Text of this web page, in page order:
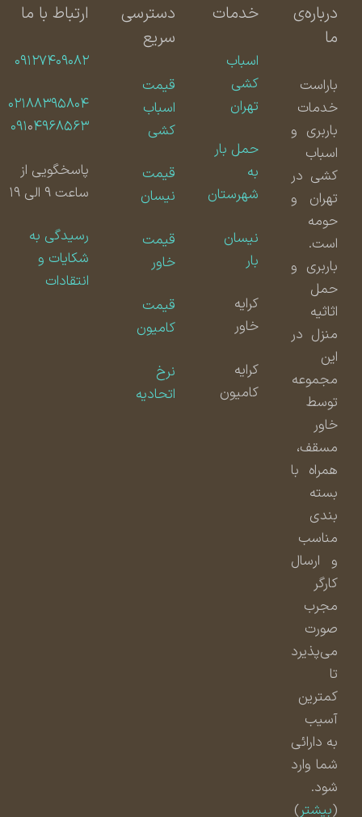
درباره‌ی
باراست
خدمات
باربری و
اسباب
کشی در
تهران و
حومه
است.
باربری و
حمل
اثاثیه
منزل در
مجموعه
توسط
مسقف،
همراه با
بسته
بندی
مناسب
و ارسال
مجرب
صورت
می‌پذیرد
کمترین
آسیب
به دارائی
شما وارد
شود.
بیشتر)
خدمات
اسباب
کشی
تهران
حمل بار
شهرستان
نیسان
کامیون
دسترسی
سریع
قیمت
اسباب
کشی
قیمت
نیسان
قیمت
قیمت
کامیون
اتحادیه
ارتباط با ما
۰۹۱۲۷۴۰۹۰۸۲
۰۲۱۸۸۳۹۵۸۰۴
۰۹۱۰۴۹۶۸۵۶۳
پاسخگویی از
ساعت ۹ الی ۱۹
رسیدگی به
شکایات و
انتقادات